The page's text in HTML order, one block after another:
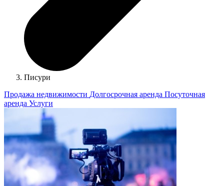
Писури
Продажа недвижимости Долгосрочная аренда Посуточная
аренда Услуги